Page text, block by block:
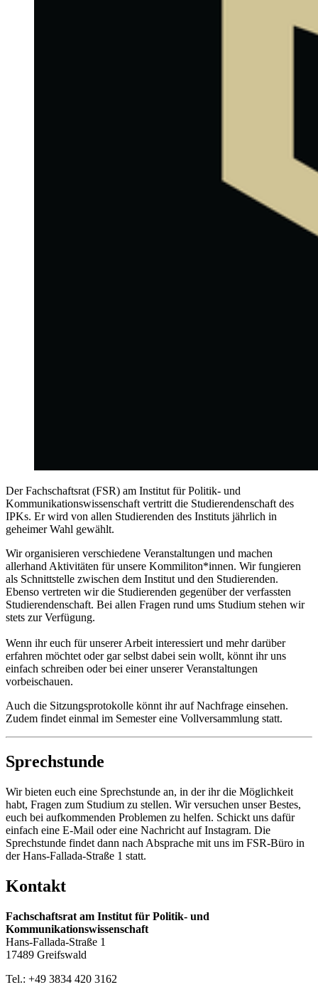
Der Fachschaftsrat (FSR) am Institut für Politik- und
Kommunikationswissenschaft vertritt die Studierendenschaft des
IPKs. Er wird von allen Studierenden des Instituts jährlich in
geheimer Wahl gewählt.
Wir organisieren verschiedene Veranstaltungen und machen
allerhand Aktivitäten für unsere Kommiliton*innen. Wir fungieren
als Schnittstelle zwischen dem Institut und den Studierenden.
Ebenso vertreten wir die Studierenden gegenüber der verfassten
Studierendenschaft. Bei allen Fragen rund ums Studium stehen wir
stets zur Verfügung.
Wenn ihr euch für unserer Arbeit interessiert und mehr darüber
erfahren möchtet oder gar selbst dabei sein wollt, könnt ihr uns
einfach schreiben oder bei einer unserer Veranstaltungen
vorbeischauen.
Auch die Sitzungsprotokolle könnt ihr auf Nachfrage einsehen.
Zudem findet einmal im Semester eine Vollversammlung statt.
Sprechstunde
Wir bieten euch eine Sprechstunde an, in der ihr die Möglichkeit
habt, Fragen zum Studium zu stellen. Wir versuchen unser Bestes,
euch bei aufkommenden Problemen zu helfen. Schickt uns dafür
einfach eine E-Mail oder eine Nachricht auf Instagram. Die
Sprechstunde findet dann nach Absprache mit uns im FSR-Büro in
der Hans-Fallada-Straße 1 statt.
Kontakt
Fachschaftsrat am Institut für Politik- und
Kommunikationswissenschaft
Hans-Fallada-Straße 1
17489 Greifswald
Tel.: +49 3834 420 3162